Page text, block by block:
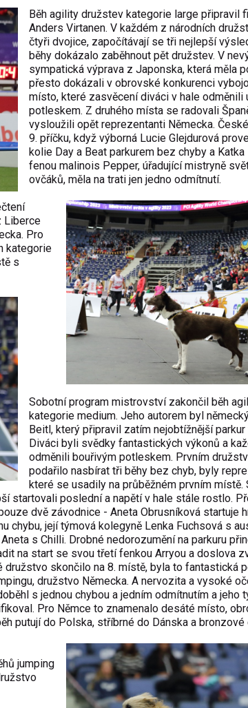
Běh agility družstev kategorie large připravil
Anders Virtanen. V každém z národních
čtyři dvojice, započítávají se tři nejlepší
běhy dokázalo zaběhnout pět družstev. V
sympatická výprava z Japonska, která měla
přesto dokázali v obrovské konkurenci
místo, které zasvěcení diváci v hale odměnili
potleskem. Z druhého místa se radovali
vysloužili opět reprezentanti Německa.
9. příčku, když výborná Lucie Glejdurová
kolie Day a Beat parkurem bez chyby a
fenou malinois Pepper, úřadující mistryně
ovčáků, měla na trati jen jedno odmítnutí.
Liberce
Pro
kategorie
s
Sobotní program mistrovství zakončil běh
kategorie medium. Jeho autorem byl
Beitl, který připravil zatím nejobtížnější
Diváci byli svědky fantastických výkonů a
odměnili bouřivým potleskem. Prvním
podařilo nasbírat tři běhy bez chyb, byly
které se usadily na průběžném prvním místě.
startovali poslední a napětí v hale stále rostlo.
dvě závodnice - Aneta Obrusníková startuje
chybu, její týmová kolegyně Lenka Fuchsová s
s Chilli. Drobné nedorozumění na parkuru
na start se svou třetí fenkou Arryou a doslova
skončilo na 8. místě, byla to fantastická
družstvo Německa. A nervozita a vysoké
s jednou chybou a jedním odmítnutím a jeho
Pro Němce to znamenalo desáté místo,
putují do Polska, stříbrné do Dánska a bronzové
jumping